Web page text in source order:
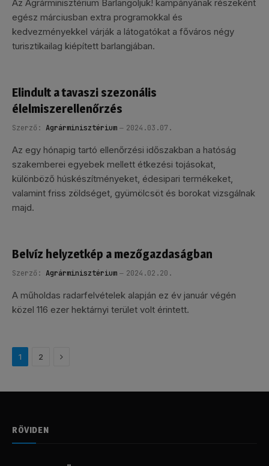
Az Agrárminisztérium Barlangoljuk! kampányának részeként
egész márciusban extra programokkal és
kedvezményekkel várják a látogatókat a főváros négy
turisztikailag kiépített barlangjában.
Elindult a tavaszi szezonális
élelmiszerellenőrzés
Szerző: Agrárminisztérium 2024.03.07.
Az egy hónapig tartó ellenőrzési időszakban a hatóság
szakemberei egyebek mellett étkezési tojásokat,
különböző húskészítményeket, édesipari termékeket,
valamint friss zöldséget, gyümölcsöt és borokat vizsgálnak
majd.
Belvíz helyzetkép a mezőgazdaságban
Szerző: Agrárminisztérium 2024.02.20.
A műholdas radarfelvételek alapján ez év január végén
közel 116 ezer hektárnyi terület volt érintett.
1 2 Következő
RÖVIDEN